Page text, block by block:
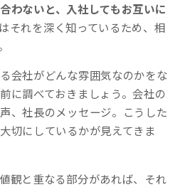
わないと、入社してもお互いに
それを深く知っているため、相
会社がどんな雰囲気なのかをな
に調べておきましょう。会社の
、社長のメッセージ。こうした
切にしているかが見えてきま
観と重なる部分があれば、それ